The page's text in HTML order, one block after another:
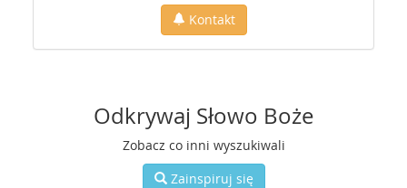
Kontakt
Odkrywaj Słowo Boże
Zobacz co inni wyszukiwali
Zainspiruj się